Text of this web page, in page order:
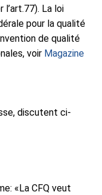
La loi
pour la qualité
de qualité
voir Magazine
discutent ci-
«La CFQ veut